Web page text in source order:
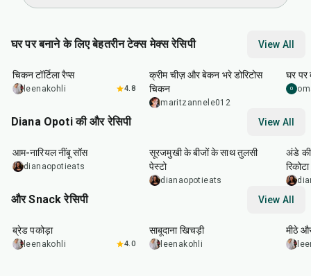
घर पर बनाने के लिए बेहतरीन टेक्स मेक्स रेसिपी View All
min
चिकन टॉर्टिला रैप्स
leenakohli 4.8
50 min
क्रीम चीज़ और बेकन भरे डोरिटोस
चिकन
maritzannele012
घर पर
O
Diana Opoti की और रेसिपी View All
आम-नारियल नींबू सॉस
dianaopotieats
सूरजमुखी के बीजों के साथ तुलसी
पेस्टो
dianaopotieats
अंडे की
सॉस
और Snack रेसिपी View All
15
ब्रेड पकोड़ा
leenakohli 4.0
साबूदाना खिचड़ी
leenakohli
मीठे